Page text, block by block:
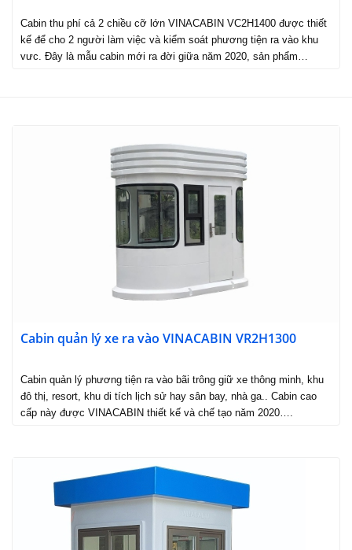
Cabin thu phí cả 2 chiều cỡ lớn VINACABIN VC2H1400 được thiết
kế để cho 2 người làm việc và kiểm soát phương tiện ra vào khu
vưc. Đây là mẫu cabin mới ra đời giữa năm 2020, sản phẩm…
Cabin quản lý xe ra vào VINACABIN VR2H1300
Cabin quản lý phương tiện ra vào bãi trông giữ xe thông minh, khu
đô thị, resort, khu di tích lịch sử hay sân bay, nhà ga.. Cabin cao
cấp này được VINACABIN thiết kế và chế tạo năm 2020….